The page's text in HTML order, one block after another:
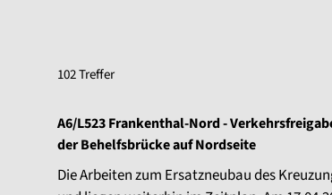
102 Treffer
A6/L523 Frankenthal-Nord -
der Behelfsbrücke auf Nordseite
Die Arbeiten zum Ersatzneubau des